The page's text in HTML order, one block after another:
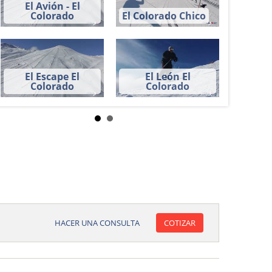
El Avión - El
Colorado El Colorado Chico
El Escape El
Colorado
El León El
Colorado
COTIZAR
HACER UNA CONSULTA